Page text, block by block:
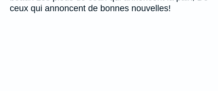
ceux qui annoncent de bonnes nouvelles!